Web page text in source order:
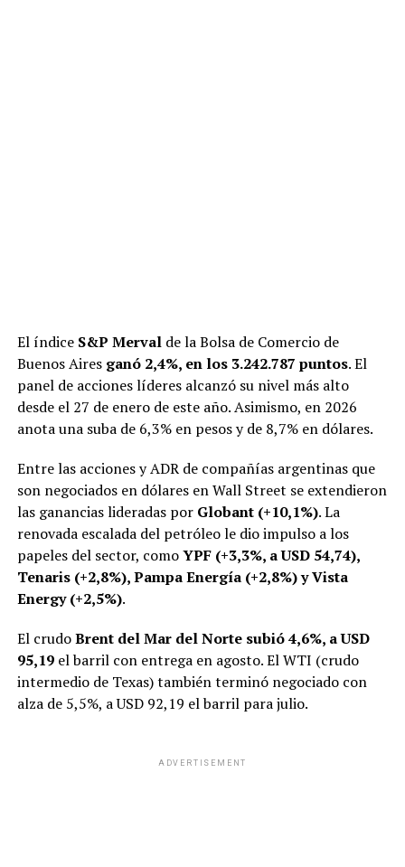
El índice S&P Merval de la Bolsa de Comercio de
Buenos Aires ganó 2,4%, en los 3.242.787 puntos. El
panel de acciones líderes alcanzó su nivel más alto
desde el 27 de enero de este año. Asimismo, en 2026
anota una suba de 6,3% en pesos y de 8,7% en dólares.
Entre las acciones y ADR de compañías argentinas que
son negociados en dólares en Wall Street se extendieron
las ganancias lideradas porGlobant (+10,1%). La
renovada escalada del petróleo le dio impulso a los
papeles del sector, comoYPF (+3,3%, a USD 54,74),
Tenaris (+2,8%), Pampa Energía (+2,8%) y Vista
Energy (+2,5%).
El crudoBrent del Mar del Norte subió 4,6%, a USD
95,19 el barril con entrega en agosto. El WTI (crudo
intermedio de Texas) también terminó negociado con
alza de 5,5%, a USD 92,19 el barril para julio.
ADVERTISEMENT